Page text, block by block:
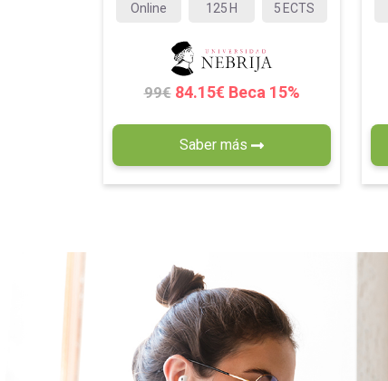
Online 125 H 5 ECTS
99€ 84.15€ Beca 15%
Saber más